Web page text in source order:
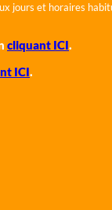
et horaires
cliquant ICI.
ICI.